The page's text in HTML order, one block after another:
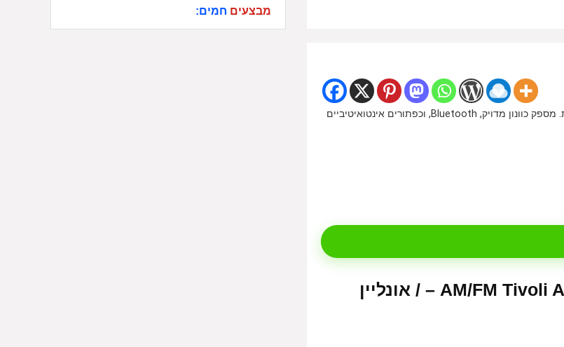
רדיו Model One BT משלב עיצוב עץ מלא בעבודת יד עם טכנולוגיה מתקדמת. מספק כוונון מדויק, Bluetooth, וכפתורים אינטואיטיביים
מבצעים חמים: